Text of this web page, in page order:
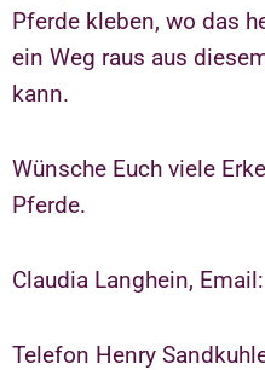
Pferde kleben, wo das
ein Weg raus aus
kann.
Wünsche Euch viele
Pferde.
Claudia Langhein,
Telefon Henry